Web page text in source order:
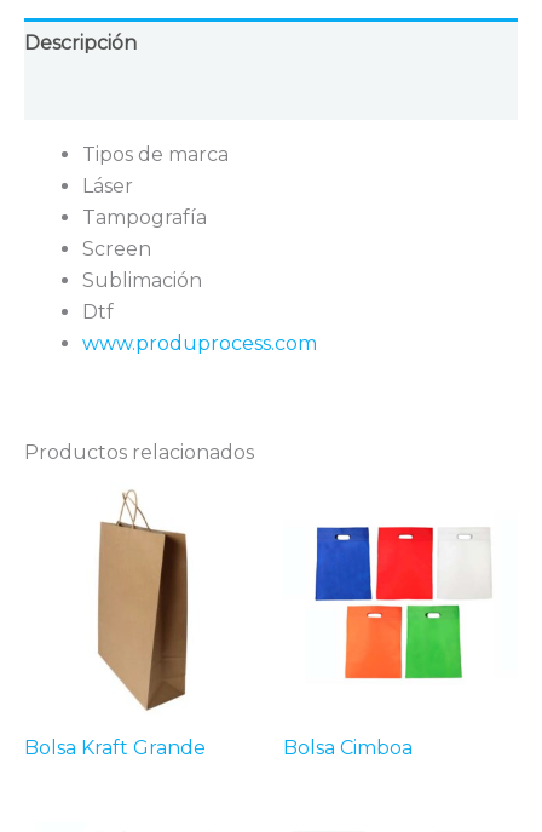
Descripción
Tipos de marca
Láser
Tampografía
Screen
Sublimación
Dtf
www.produprocess.com
Productos relacionados
Bolsa Kraft Grande Bolsa Cimboa